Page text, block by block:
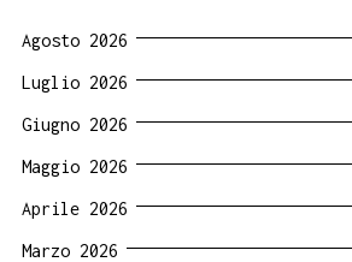
Agosto 2026
Luglio 2026
Giugno 2026
Maggio 2026
Aprile 2026
Marzo 2026